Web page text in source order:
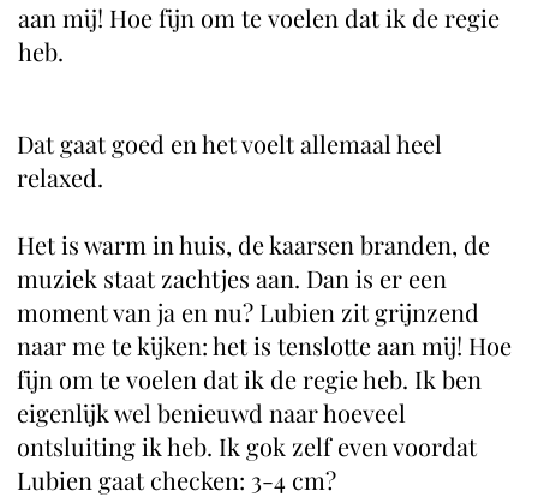
aan mij! Hoe fijn om te voelen dat ik de regie
heb.
Dat gaat goed en het voelt allemaal heel
relaxed.
Het is warm in huis, de kaarsen branden, de
muziek staat zachtjes aan. Dan is er een
moment van ja en nu? Lubien zit grijnzend
naar me te kijken: het is tenslotte aan mij! Hoe
fijn om te voelen dat ik de regie heb. Ik ben
eigenlijk wel benieuwd naar hoeveel
ontsluiting ik heb. Ik gok zelf even voordat
Lubien gaat checken: 3-4 cm?